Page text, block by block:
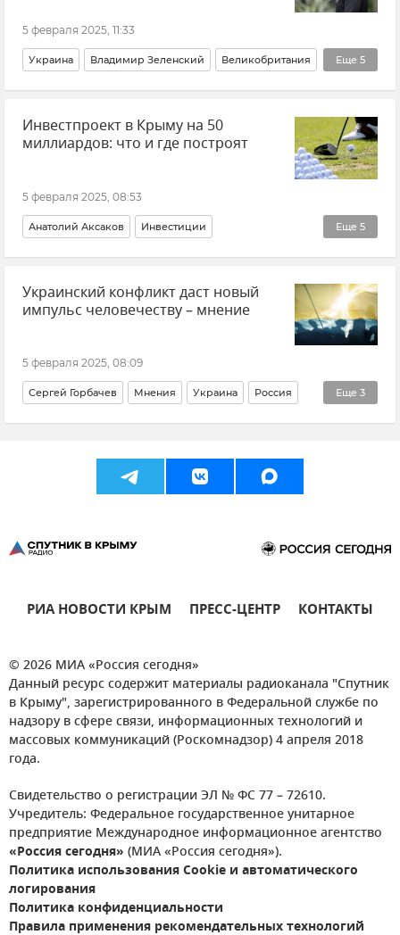
5 февраля 2025, 11:33
Еще 5
Украина Владимир Зеленский Великобритания
Мнения Политика В мире Игорь Шатров
Выборы на Украине
Инвестпроект в Крыму на 50
миллиардов: что и где построят
5 февраля 2025, 08:53
Еще 5
Анатолий Аксаков Инвестиции
Крым курортный Отдых в Крыму
Сергей Аксенов Благоустройство Крым
Украинский конфликт даст новый
импульс человечеству – мнение
5 февраля 2025, 08:09
Еще 3
Сергей Горбачев Мнения Украина Россия
США Переговоры Политика
РИА НОВОСТИ КРЫМ ПРЕСС-ЦЕНТР КОНТАКТЫ
© 2026 МИА «Россия сегодня»
Данный ресурс содержит материалы радиоканала "Спутник
в Крыму", зарегистрированного в Федеральной службе по
надзору в сфере связи, информационных технологий и
массовых коммуникаций (Роскомнадзор) 4 апреля 2018
года.
Свидетельство о регистрации ЭЛ № ФС 77 – 72610.
Учредитель: Федеральное государственное унитарное
предприятие Международное информационное агентство
«Россия сегодня» (МИА «Россия сегодня»).
Политика использования Cookie и автоматического
логирования
Политика конфиденциальности
Правила применения рекомендательных технологий